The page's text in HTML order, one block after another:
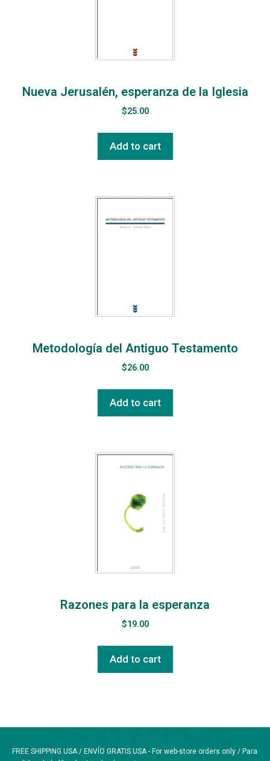
Nueva Jerusalén, esperanza de la Iglesia
$25.00
Add to cart
Metodología del Antiguo Testamento
$26.00
Add to cart
Razones para la esperanza
$19.00
Add to cart
FREE SHIPPING USA / ENVÍO GRATIS USA - For web-store orders only / Para